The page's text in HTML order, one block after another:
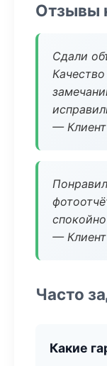
Отзывы
Сдали
—
—
Часто
Какие